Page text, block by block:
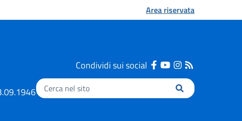
Area riservata
Condividi sui social
Inserisci
il